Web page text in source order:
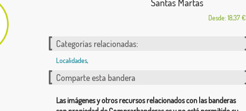
Desde: 18,37 €
Categorías relacionadas:
Localidades,
Comparte esta bandera
Las imágenes y otros recursos relacionados con las banderas